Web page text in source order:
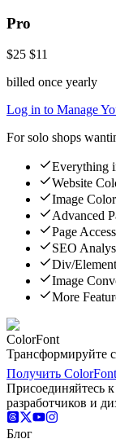
Pro
$25 $11
billed once yearly
Log in to Manage
For solo shops
Everything
Website
Image
Advanced
Page
SEO
Div/
Image
More
ColorFont
Трансформируйте
Получить
Присоединяйтесь
разработчиков и
Блог